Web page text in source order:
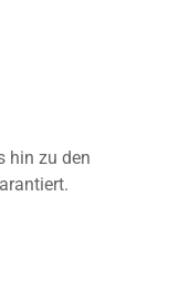
hin zu den